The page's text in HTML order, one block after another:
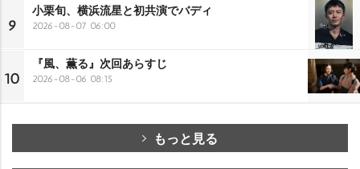
9
小栗旬、横浜流星と初共演でバディ
2026-08-07 06:00
10
『風、薫る』次回あらすじ
2026-08-06 08:15
もっと見る